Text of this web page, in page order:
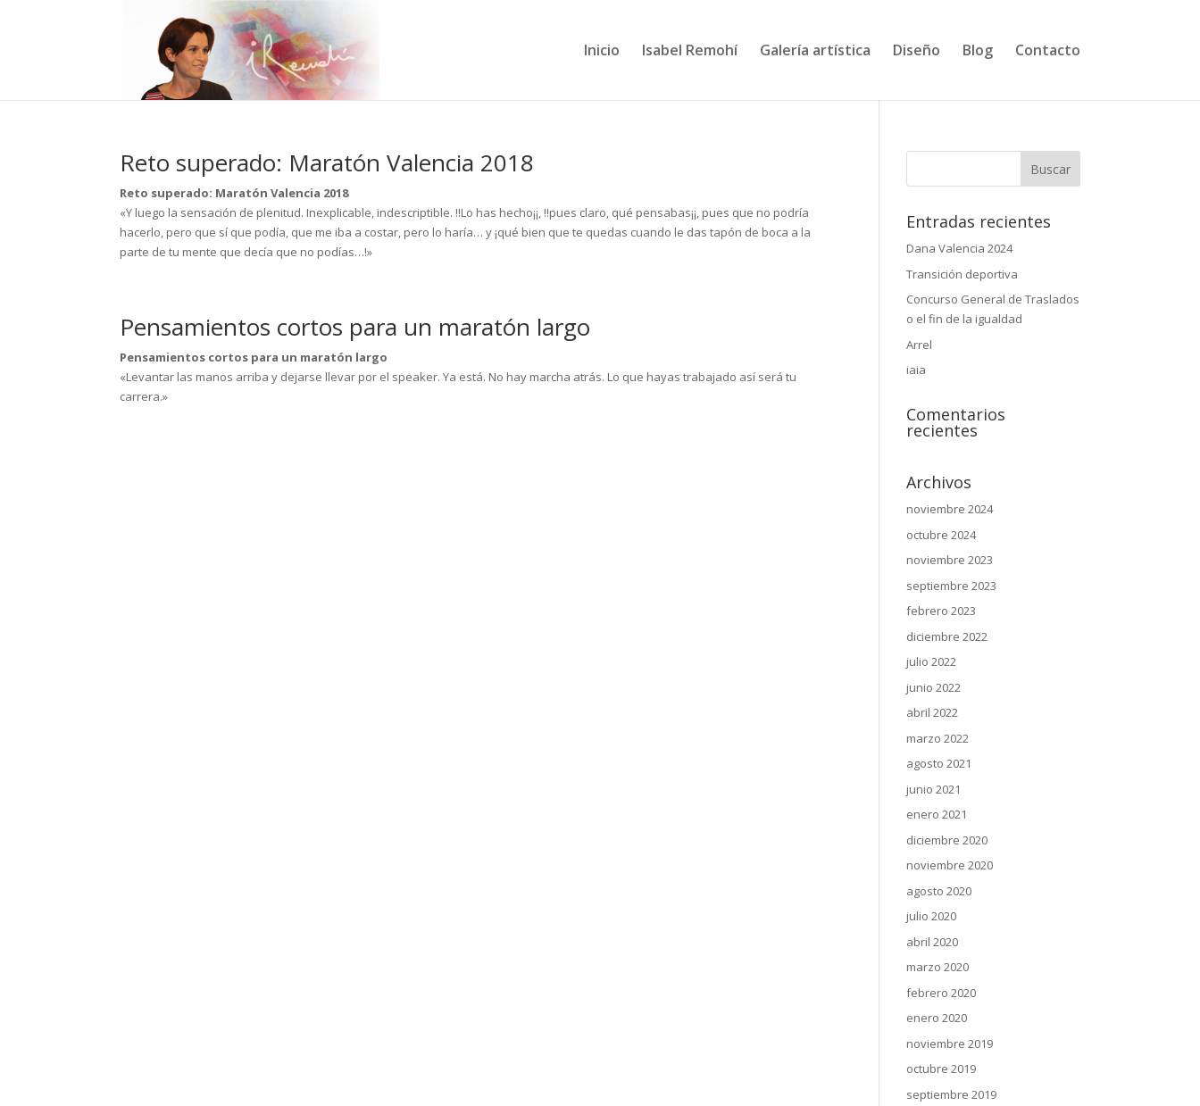
Inicio Isabel Remohí Galería artística Diseño Blog Contacto
Reto superado: Maratón Valencia 2018
Reto superado: Maratón Valencia 2018
«Y luego la sensación de plenitud. Inexplicable, indescriptible. !!Lo has hecho¡¡, !!pues claro, qué pensabas¡¡, pues que no podría
hacerlo, pero que sí que podía, que me iba a costar, pero lo haría… y ¡qué bien que te quedas cuando le das tapón de boca a la
parte de tu mente que decía que no podías…!»
Pensamientos cortos para un maratón largo
Pensamientos cortos para un maratón largo
«Levantar las manos arriba y dejarse llevar por el speaker. Ya está. No hay marcha atrás. Lo que hayas trabajado así será tu
carrera.»
Entradas recientes
Dana Valencia 2024
Transición deportiva
Concurso General de Traslados
o el fin de la igualdad
Arrel
iaia
Comentarios
recientes
Archivos
noviembre 2024
octubre 2024
noviembre 2023
septiembre 2023
febrero 2023
diciembre 2022
julio 2022
junio 2022
abril 2022
marzo 2022
agosto 2021
junio 2021
enero 2021
diciembre 2020
noviembre 2020
agosto 2020
julio 2020
abril 2020
marzo 2020
febrero 2020
enero 2020
noviembre 2019
octubre 2019
septiembre 2019